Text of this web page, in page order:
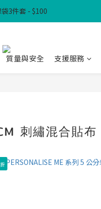
本地運費
3件套 - $100
質量與安全 支援服務
刺繡混合貼布